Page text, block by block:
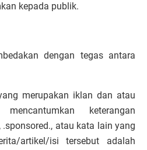
kepada publik.
dengan tegas antara
merupakan iklan dan atau
keterangan
.sponsored., atau kata lain yang
artikel/isi tersebut adalah